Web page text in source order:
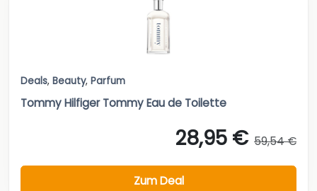
Deals, Beauty, Parfum
Tommy Hilfiger Tommy Eau de Toilette
28,95 € 59,54 €
Zum Deal